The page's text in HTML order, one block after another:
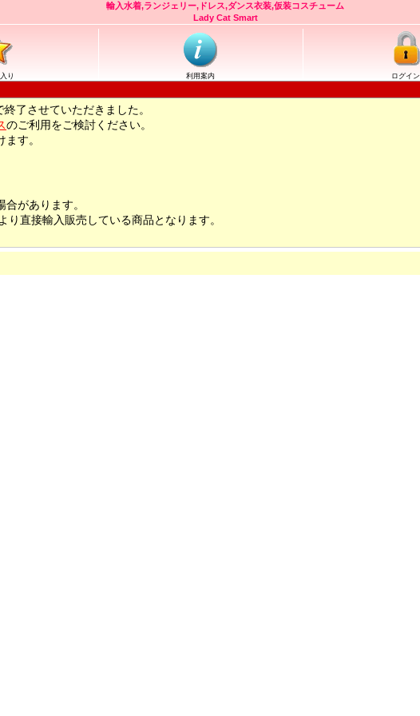
輸入水着,ランジェリー,ドレス,ダンス衣装,仮装コスチューム
Lady Cat Smart
り 利用案内 ログイン
了させていただきました。
のご利用をご検討ください。
す。
があります。
り直接輸入販売している商品となります。